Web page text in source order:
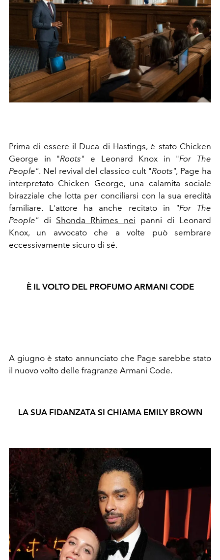
Prima di essere il Duca di Hastings, è stato Chicken
George in "Roots" e Leonard Knox in "For The
People". Nel revival del classico cult"Roots", Page ha
interpretato Chicken George, una calamita sociale
birazziale che lotta per conciliarsi con la sua eredità
familiare. L'attore ha anche recitato in
"For The
People" di Shonda Rhimes nei panni di Leonard
Knox, un avvocato che a volte può sembrare
eccessivamente sicuro di sé.
È IL VOLTO DEL PROFUMO ARMANI CODE
A giugno è stato annunciato che Page sarebbe stato
il nuovo volto delle fragranze Armani Code.
LA SUA FIDANZATA SI CHIAMA EMILY BROWN